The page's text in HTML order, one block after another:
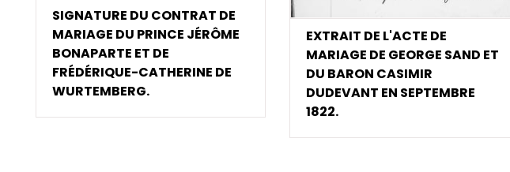
SIGNATURE DU CONTRAT DE
MARIAGE DU PRINCE JÉRÔME
BONAPARTE ET DE
FRÉDÉRIQUE-CATHERINE DE
WURTEMBERG.
EXTRAIT DE L'ACTE DE
MARIAGE DE GEORGE SAND ET
DU BARON CASIMIR
DUDEVANT EN SEPTEMBRE
1822.